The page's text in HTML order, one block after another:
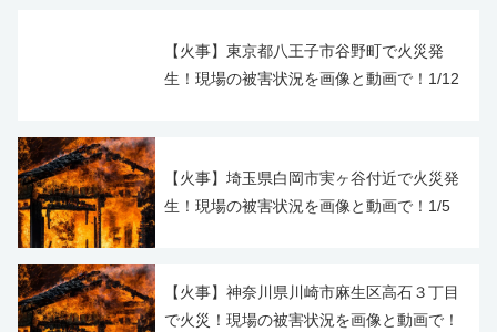
【火事】東京都八王子市谷野町で火災発
生！現場の被害状況を画像と動画で！1/12
【火事】埼玉県白岡市実ヶ谷付近で火災発
生！現場の被害状況を画像と動画で！1/5
【火事】神奈川県川崎市麻生区高石３丁目
で火災！現場の被害状況を画像と動画で！